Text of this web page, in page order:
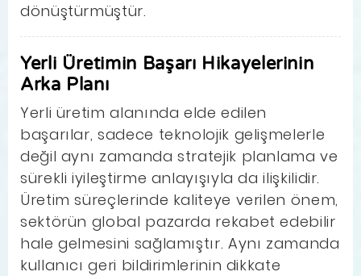
dönüştürmüştür.
Yerli Üretimin Başarı Hikayelerinin
Arka Planı
Yerli üretim alanında elde edilen
başarılar, sadece teknolojik gelişmelerle
değil aynı zamanda stratejik planlama ve
sürekli iyileştirme anlayışıyla da ilişkilidir.
Üretim süreçlerinde kaliteye verilen önem,
sektörün global pazarda rekabet edebilir
hale gelmesini sağlamıştır. Aynı zamanda
kullanıcı geri bildirimlerinin dikkate